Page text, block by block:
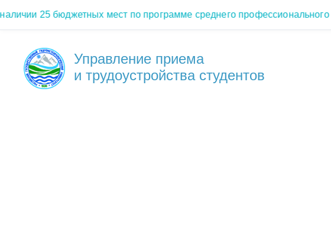
25 бюджетных мест по программе среднего профессионального
Управление приема
и трудоустройства студентов